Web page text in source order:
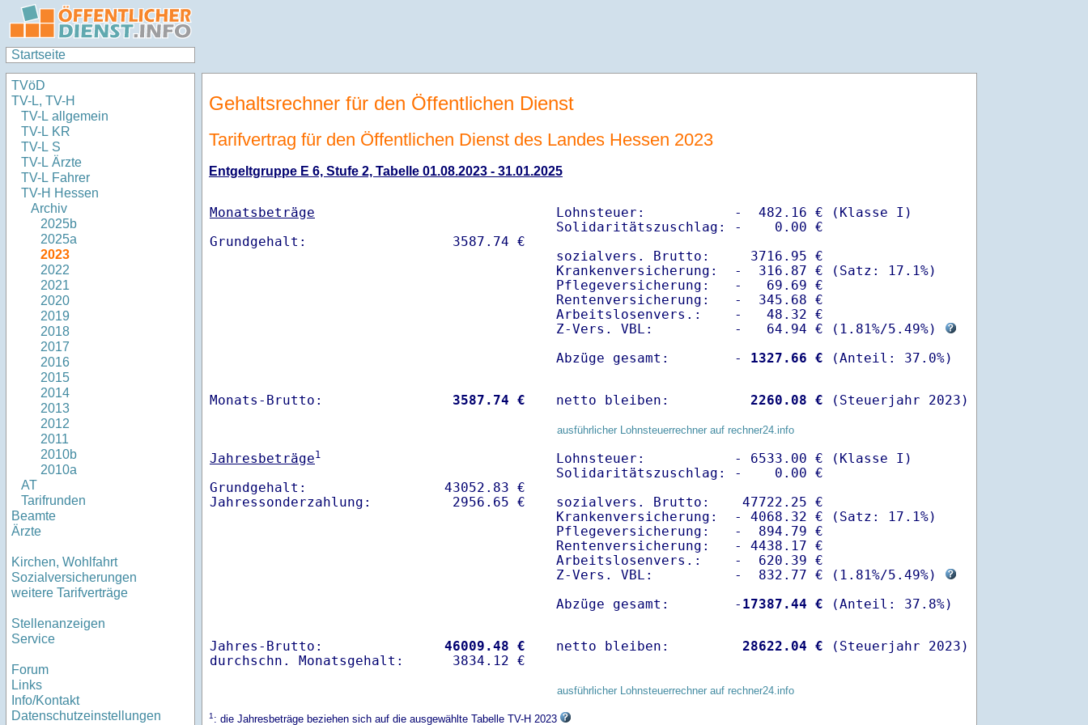
Startseite
TVöD
TV-L, TV-H
TV-L allgemein
TV-L KR
TV-L S
TV-L Ärzte
TV-L Fahrer
TV-H Hessen
Archiv
2025b
2025a
2023
2022
2021
2020
2019
2018
2017
2016
2015
2014
2013
2012
2011
2010b
2010a
AT
Tarifrunden
Beamte
Ärzte
Kirchen, Wohlfahrt
Sozialversicherungen
weitere Tarifverträge
Stellenanzeigen
Service
Forum
Links
Info/Kontakt
Datenschutzeinstellungen
Gehaltsrechner für den Öffentlichen Dienst
Tarifvertrag für den Öffentlichen Dienst des Landes Hessen 2023
Entgeltgruppe E 6, Stufe 2, Tabelle 01.08.2023 - 31.01.2025
Monatsbeträge
Lohnsteuer:           -  482.16 € (Klasse I)
Solidaritätszuschlag: -    0.00 €
sozialvers. Brutto:     3716.95 €
Krankenversicherung:  -  316.87 € (Satz: 17.1%)
Pflegeversicherung:   -   69.69 €
Rentenversicherung:   -  345.68 €
Arbeitslosenvers.:    -   48.32 €
Z-Vers. VBL:          -   64.94 € ( 1.81%/5.49%)
Abzüge gesamt:        -
1327.66 €
Monats-Brutto: 3587.74 € netto bleiben: 2260.08 € (Steuerjahr 2023)
ausführlicher Lohnsteuerrechner auf rechner24.info
Jahresbeträge1
Grundgehalt:                 43052.83 €
Lohnsteuer:           - 6533.00 € (Klasse I)
Solidaritätszuschlag: -    0.00 €
sozialvers. Brutto:    47722.25 €
Krankenversicherung:  - 4068.32 € (Satz: 17.1%)
Pflegeversicherung:   -  894.79 €
Rentenversicherung:   - 4438.17 €
Arbeitslosenvers.:    -  620.39 €
Z-Vers. VBL:          -  832.77 € ( 1.81%/5.49%)
Abzüge gesamt:        - 17387.44 €
Jahres-Brutto: 46009.48 €
netto bleiben: 28622.04 € (Steuerjahr 2023)
ausführlicher Lohnsteuerrechner auf rechner24.info
1: die Jahresbeträge beziehen sich auf die ausgewählte Tabelle TV-H 2023